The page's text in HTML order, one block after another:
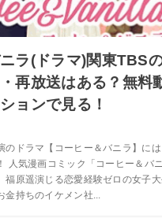
ラ(ドラマ)関東TBS
再放送はある？無料
ョンで見る！
のドラマ【コーヒー＆バニラ】に
人気漫画コミック「コーヒー＆バ
福原遥演じる恋愛経験ゼロの女子
金持ちのイケメン社...